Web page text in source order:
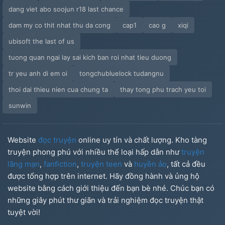
dang viet abo soojun r18 last chance
dam my co thit nhat thu da cong
cap1 cao g
xiqi
ubisoft the last of us
tuong quan ngai lay sai kich ban roi nhat tieu duong
tr yeu anh di em oi
tongchubluelock tudangnu
thoi dai thieu nien cua chung ta
thay tong phu trach yeu toi
sunwin
Website đọc truyện online uy tín và chất lượng. Kho tàng
truyện phong phú với nhiều thể loại hấp dẫn nhưtruyện
lãng mạn, fanfiction, truyện teen và huyền ảo, tất cả đều
được tổng hợp trên internet. Hãy đồng hành và ủng hộ
website bằng cách giới thiệu đến bạn bè nhé. Chúc bạn có
những giây phút thư giãn và trải nghiệm đọc truyện thật
tuyệt vời!